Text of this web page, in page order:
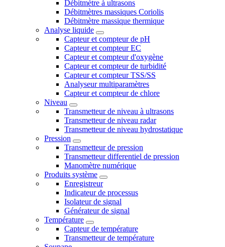
Débitmètre à ultrasons
Débitmètres massiques Coriolis
Débitmètre massique thermique
Analyse liquide
Capteur et compteur de pH
Capteur et compteur EC
Capteur et compteur d'oxygène
Capteur et compteur de turbidité
Capteur et compteur TSS/SS
Analyseur multiparamètres
Capteur et compteur de chlore
Niveau
Transmetteur de niveau à ultrasons
Transmetteur de niveau radar
Transmetteur de niveau hydrostatique
Pression
Transmetteur de pression
Transmetteur differentiel de pression
Manomètre numérique
Produits système
Enregistreur
Indicateur de processus
Isolateur de signal
Générateur de signal
Température
Capteur de température
Transmetteur de température